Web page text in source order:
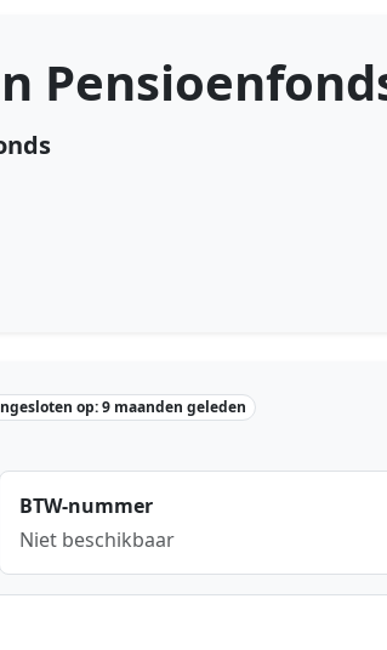
op: 9 maanden geleden
BTW-nummer
Niet beschikbaar